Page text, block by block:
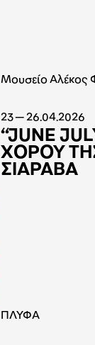
Μουσείο Αλέκος
23 — 26.04.2026
“JUNE
ΧΟΡΟΥ
ΣΙΑΡΑΒΑ
ΠΛΥΦΑ